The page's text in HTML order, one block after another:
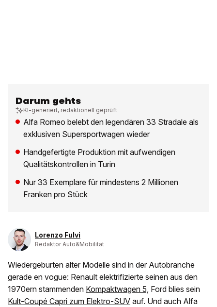
Darum gehts
KI-generiert, redaktionell geprüft
Alfa Romeo belebt den legendären 33 Stradale als
exklusiven Supersportwagen wieder
Handgefertigte Produktion mit aufwendigen
Qualitätskontrollen in Turin
Nur 33 Exemplare für mindestens 2 Millionen
Franken pro Stück
Lorenzo Fulvi
Redaktor Auto&Mobilität
Wiedergeburten alter Modelle sind in der Autobranche
gerade en vogue: Renault elektrifizierte seinen aus den
1970ern stammenden Kompaktwagen 5, Ford blies sein
Kult-Coupé Capri zum Elektro-SUV auf. Und auch Alfa